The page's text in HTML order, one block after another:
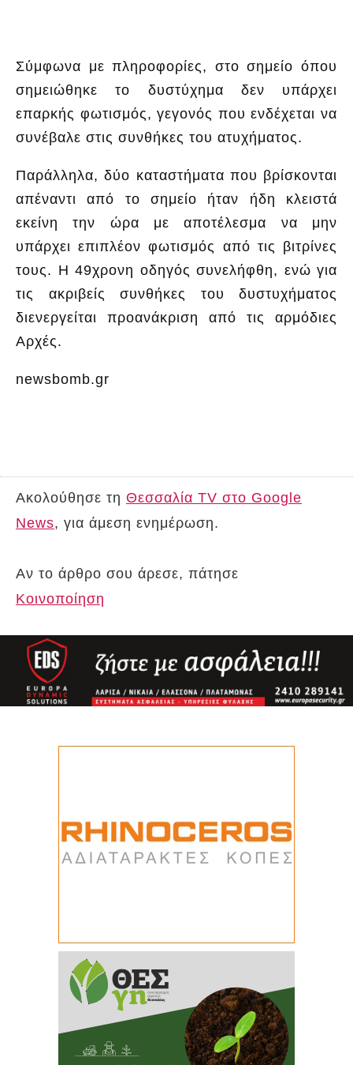
Σύμφωνα με πληροφορίες, στο σημείο όπου
σημειώθηκε το δυστύχημα δεν υπάρχει
επαρκής φωτισμός, γεγονός που ενδέχεται να
συνέβαλε στις συνθήκες του ατυχήματος.
Παράλληλα, δύο καταστήματα που βρίσκονται
απέναντι από το σημείο ήταν ήδη κλειστά
εκείνη την ώρα με αποτέλεσμα να μην
υπάρχει επιπλέον φωτισμός από τις βιτρίνες
τους. Η 49χρονη οδηγός συνελήφθη, ενώ για
τις ακριβείς συνθήκες του δυστυχήματος
διενεργείται προανάκριση από τις αρμόδιες
Αρχές.
newsbomb.gr
Ακολούθησε τη Θεσσαλία TV στο Google
News, για άμεση ενημέρωση.
Αν το άρθρο σου άρεσε, πάτησε
Κοινοποίηση